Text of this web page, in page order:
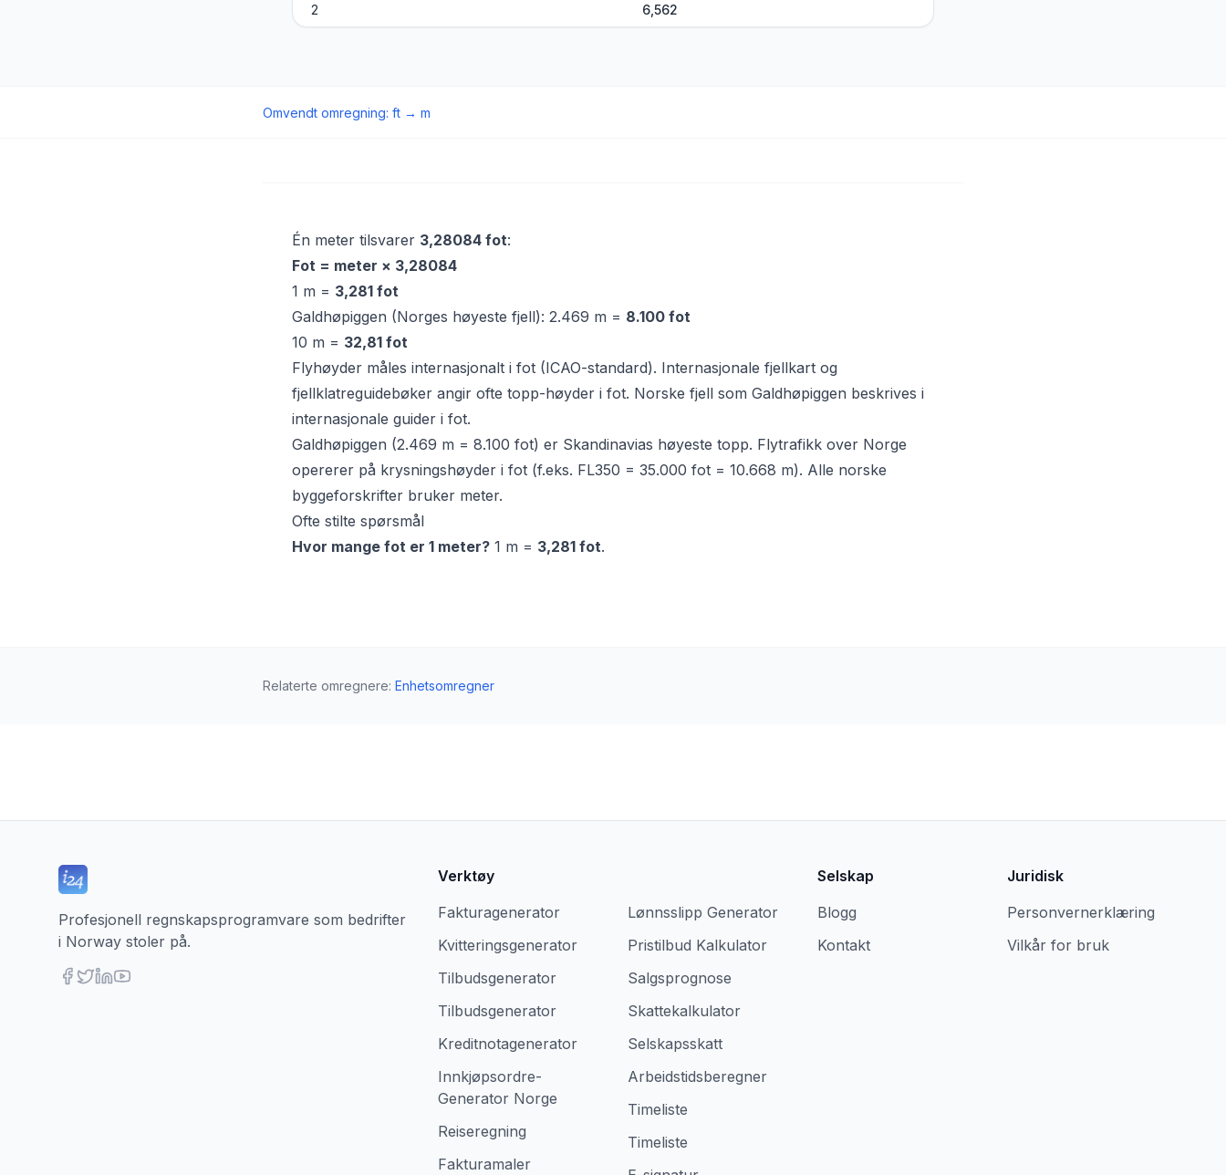
2 6,562
Omvendt omregning: ft → m
Én meter tilsvarer 3,28084 fot:
Fot = meter × 3,28084
1 m = 3,281 fot
Galdhøpiggen (Norges høyeste fjell): 2.469 m = 8.100 fot
10 m = 32,81 fot
Flyhøyder måles internasjonalt i fot (ICAO-standard). Internasjonale fjellkart og
fjellklatreguidebøker angir ofte topp-høyder i fot. Norske fjell som Galdhøpiggen beskrives i
internasjonale guider i fot.
Galdhøpiggen (2.469 m = 8.100 fot) er Skandinavias høyeste topp. Flytrafikk over Norge
opererer på krysningshøyder i fot (f.eks. FL350 = 35.000 fot = 10.668 m). Alle norske
byggeforskrifter bruker meter.
Ofte stilte spørsmål
Hvor mange fot er 1 meter? 1 m = 3,281 fot.
Relaterte omregnere: Enhetsomregner
Profesjonell regnskapsprogramvare som bedrifter
i Norway stoler på.
Verktøy
Fakturagenerator
Kvitteringsgenerator
Tilbudsgenerator
Tilbudsgenerator
Kreditnotagenerator
Innkjøpsordre-
Generator Norge
Reiseregning
Fakturamaler
Lønnsslipp Generator
Pristilbud Kalkulator
Salgsprognose
Skattekalkulator
Selskapsskatt
Arbeidstidsberegner
Timeliste
Timeliste
Selskap
Blogg
Kontakt
Juridisk
Personvernerklæring
Vilkår for bruk